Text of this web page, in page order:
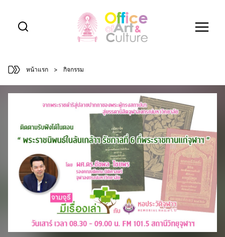
content
หน้าแรก > กิจกรรม